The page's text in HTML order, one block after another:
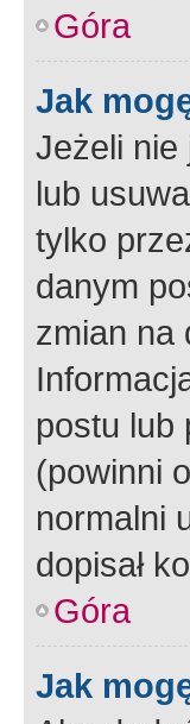
Góra
Jak
Jeżeli nie
lub
tylko
danym
zmian na
postu lub
(powinni
normalni
dopisał
Góra
Jak